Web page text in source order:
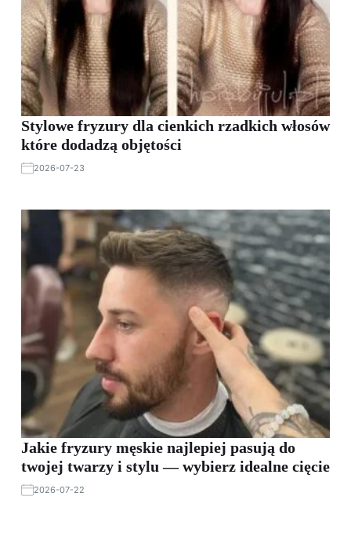
Stylowe fryzury dla cienkich rzadkich włosów
które dodadzą objętości
2026-07-23
Jakie fryzury męskie najlepiej pasują do
twojej twarzy i stylu — wybierz idealne cięcie
2026-07-22